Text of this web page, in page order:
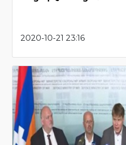
2020-10-21 23:16